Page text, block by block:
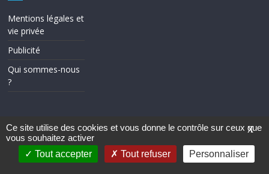
Mentions légales et
vie privée
Publicité
Qui sommes-nous
?
Copyright © 2026
Theme ColorMag par
ThemeGrill.. Propulsé parWordPress.
X
Ce site utilise des cookies et vous donne le contrôle sur ceux que
vous souhaitez activer
Tout accepter
Tout refuser Personnaliser